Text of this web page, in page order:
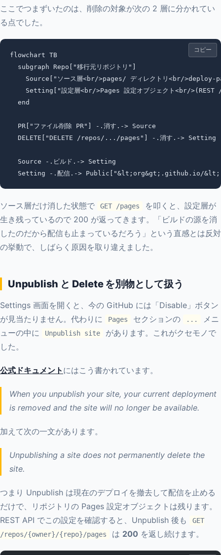
ここでつまずいたのは、削除の対象が次の 2 層に分かれてい
る点でした。
flowchart TB
  subgraph Repo["移行元リポジトリ"]
Source["ソース層<br/>pages/ ディレクトリ<br/>deploy-
Setting["設定層<br/>Pages 設定オブジェクト<br/>(REST
  end
  PR["ファイル削除 PR"] -.消す.-> Source
  DELETE["DELETE /repos/.../pages"] -.消す.-> Setting
  Source -.ビルド.-> Setting
コピー
ソース層だけ消した状態で GET /pages
を叩くと、設定層が
生き残っているので 200 が返ってきます。「ビルドの源を消
したのだから配信も止まっているだろう」という直感とは反対
の挙動で、しばらく原因を取り違えました。
Unpublish と Delete を別物として扱う
Settings 画面を開くと、今の GitHub には「Disable」ボタン
が見当たりません。代わりに
Pages セクションの ...
メニ
ューの中に
Unpublish site
があります。これがクセモノで
した。
公式ドキュメント にはこう書かれています。
When you unpublish your site, your current deployment
is removed and the site will no longer be available.
加えて次の一文があります。
Unpublishing a site does not permanently delete the
site.
つまり Unpublish は現在のデプロイを撤去して配信を止める
だけで、リポジトリの Pages 設定オブジェクトは残ります。
REST API でこの設定を確認すると、Unpublish 後も
GET
/repos/{owner}/{repo}/pages
は 200 を返し続けます。